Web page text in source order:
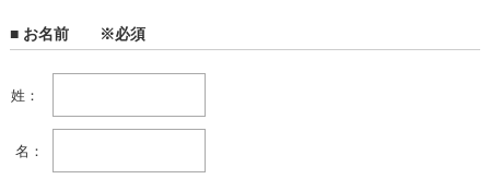
■ お名前 ※必須
姓：
名：